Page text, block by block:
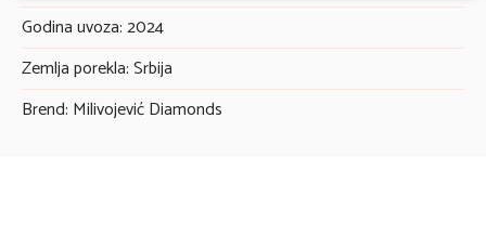
Godina uvoza: 2024
Zemlja porekla: Srbija
Brend: Milivojević Diamonds